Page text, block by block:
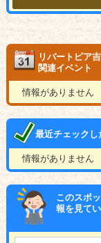
リバートピア
関連イベント
情報がありません
最近チェックし
情報がありません
このスポ
報を見て